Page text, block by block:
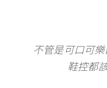
不管是可口可
鞋控都